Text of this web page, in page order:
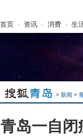
首页 - 资讯 - 消费 - 生
> 新闻 >
青岛一自